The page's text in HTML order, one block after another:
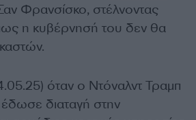
Φρανσίσκο, στέλνοντας
η κυβέρνησή του δεν θα
όταν ο Ντόναλντ Τραμπ
διαταγή στην